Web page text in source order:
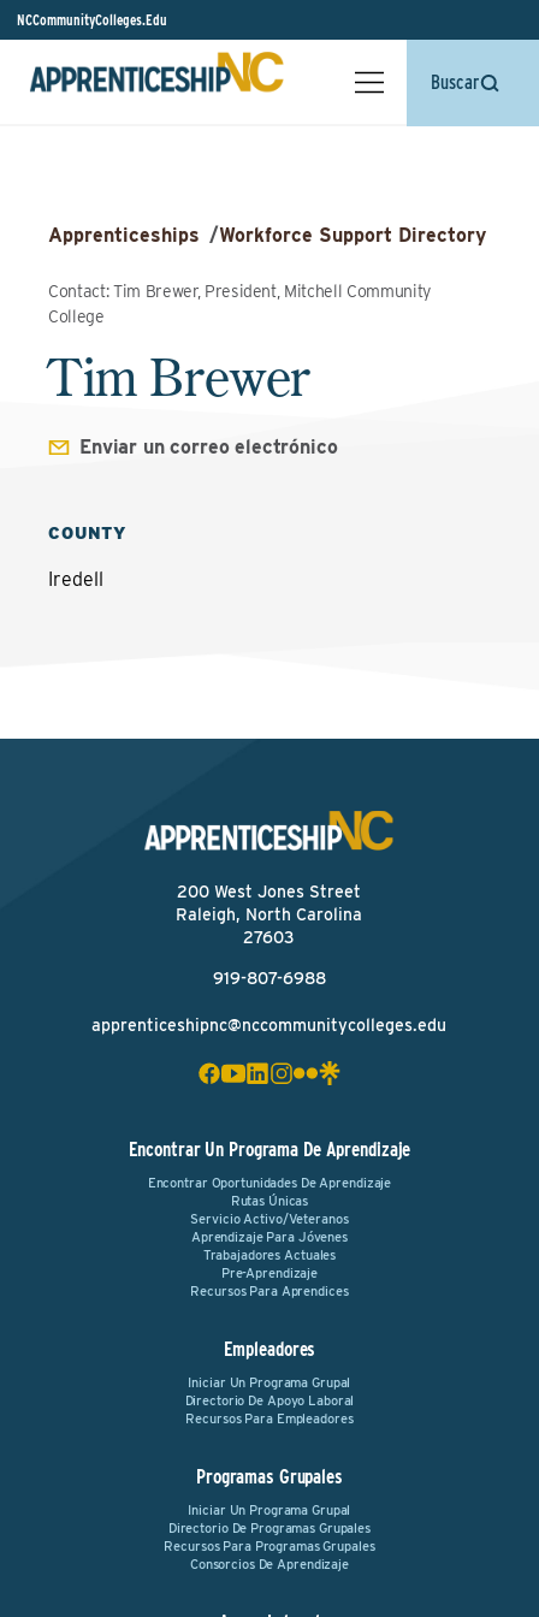
NCCommunityColleges.Edu
Buscar
Apprenticeships /Workforce Support Directory
Contact: Tim Brewer, President, Mitchell Community
College
Tim Brewer
Enviar un correo electrónico
COUNTY
Iredell
200 West Jones Street
Raleigh, North Carolina
27603
919-807-6988
apprenticeshipnc@nccommunitycolleges.edu
Encontrar Un Programa De Aprendizaje
Encontrar Oportunidades De Aprendizaje
Rutas Únicas
Servicio Activo/Veteranos
Aprendizaje Para Jóvenes
Trabajadores Actuales
Pre-Aprendizaje
Recursos Para Aprendices
Empleadores
Iniciar Un Programa Grupal
Directorio De Apoyo Laboral
Recursos Para Empleadores
Programas Grupales
Iniciar Un Programa Grupal
Directorio De Programas Grupales
Recursos Para Programas Grupales
Consorcios De Aprendizaje